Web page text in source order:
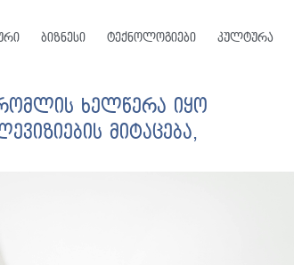
ბიზნესი ტექნოლოგიები კულტურა
ხელწერა იყო
მიტაცება,